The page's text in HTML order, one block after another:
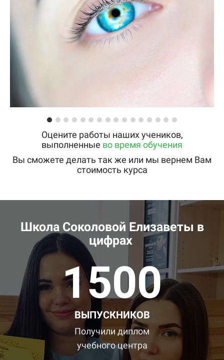
Оцените работы наших учеников,
выполненные во время обучения
Вы сможете делать так же или мы вернем Вам
стоимость курса
Школа Соколовой Елизаветы в
цифрах
1500
ВЫПУСКНИКОВ
Получили диплом
учебного центра